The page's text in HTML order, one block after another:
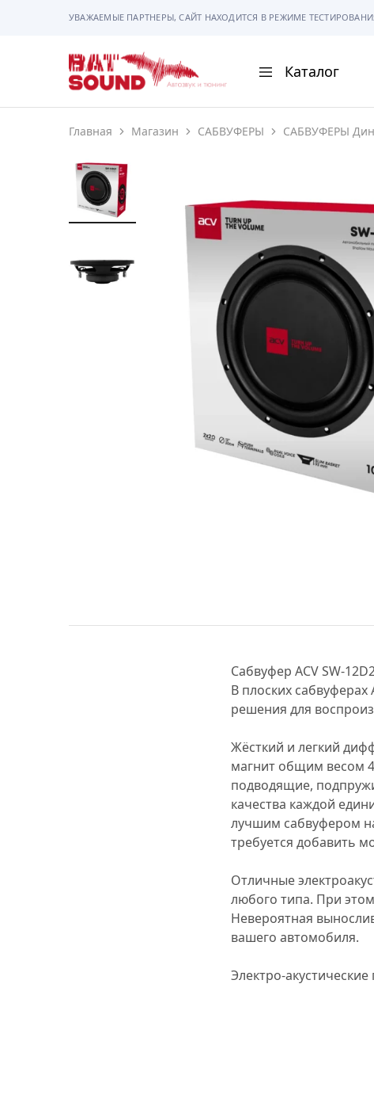
УВАЖАЕМЫЕ ПАРТНЕРЫ, САЙТ НАХОДИТСЯ В РЕЖИМЕ
BAT
Sound
Каталог
АВТОМАГНИТОЛЫ
АКУСТИКА
РАМКИ И РАЗЪЕМЫ
ГАДЖЕТЫ
СИГНАЛИЗАЦИИ
ПОМОЩЬ ПРИ
МУЗЫКАЛЬНЫЕ
АВТОУСИЛИТЕЛИ
САБВУФЕРЫ
ШУМОИЗОЛЯЦИЯ
Главная Магазин САБВУФЕРЫ САБВУФЕРЫ
Сабвуфер ACV SW-
В плоских
решения для
Жёсткий и легкий
магнит общим весом
подводящие,
качества каждой
лучшим сабвуфером
требуется добавить
Отличные
любого типа. При
Невероятная
вашего автомобиля.
Электро-